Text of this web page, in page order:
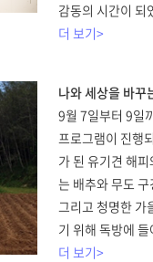
감동의 시간이 되
더 보기>
나와 세상을 바꾸
9월 7일부터 9일
프로그램이 진행
가 된 유기견 해
는 배추와 무도
그리고 청명한 가
기 위해 독방에
더 보기>